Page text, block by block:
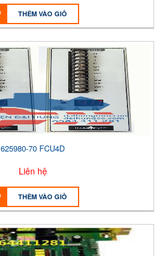
THÊM VÀO GIỎ
625980-70 FCU4D
Liên hệ
THÊM VÀO GIỎ